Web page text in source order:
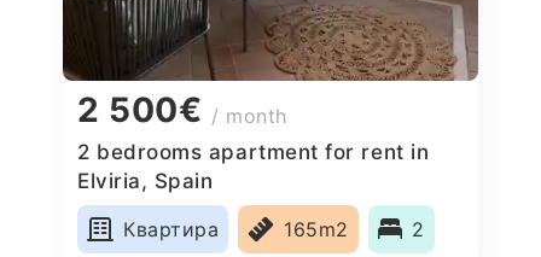
2 500€ / month
2 bedrooms apartment for rent in
Elviria, Spain
Квартира
165m2 2